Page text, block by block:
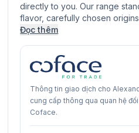
directly to you. Our range
flavor, carefully chosen
Đọc thêm
Thông tin giao dịch cho
cung cấp thông qua quan hệ
Coface.